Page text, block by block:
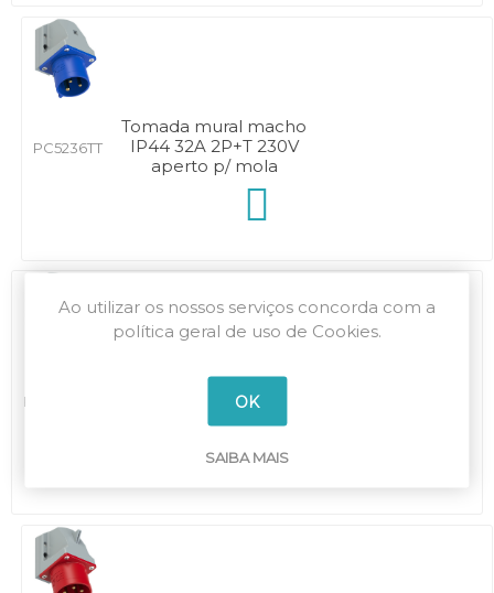
PC5236TT
Tomada mural macho
IP44 32A 2P+T 230V
aperto p/ mola
PC5246TT
Tomada mural macho
IP44 32A 3P+T 400V
aperto p/ mola
Ao utilizar os nossos serviços concorda com a
política geral de uso de Cookies.
OK
SAIBA MAIS